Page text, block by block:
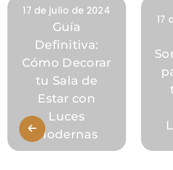
17 de julio de 2024
Guía
Definitiva:
Cómo Decorar
tu Sala de
Estar con
Luces
Modernas
17